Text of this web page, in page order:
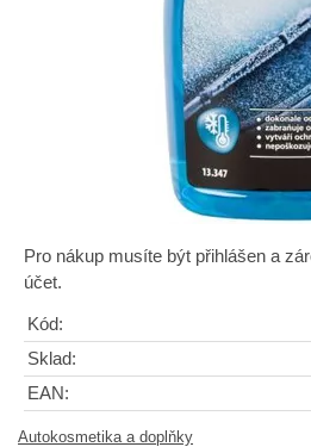
Pro nákup musíte být přihlášen a
účet.
Kód:
Sklad:
EAN:
Autokosmetika a doplňky